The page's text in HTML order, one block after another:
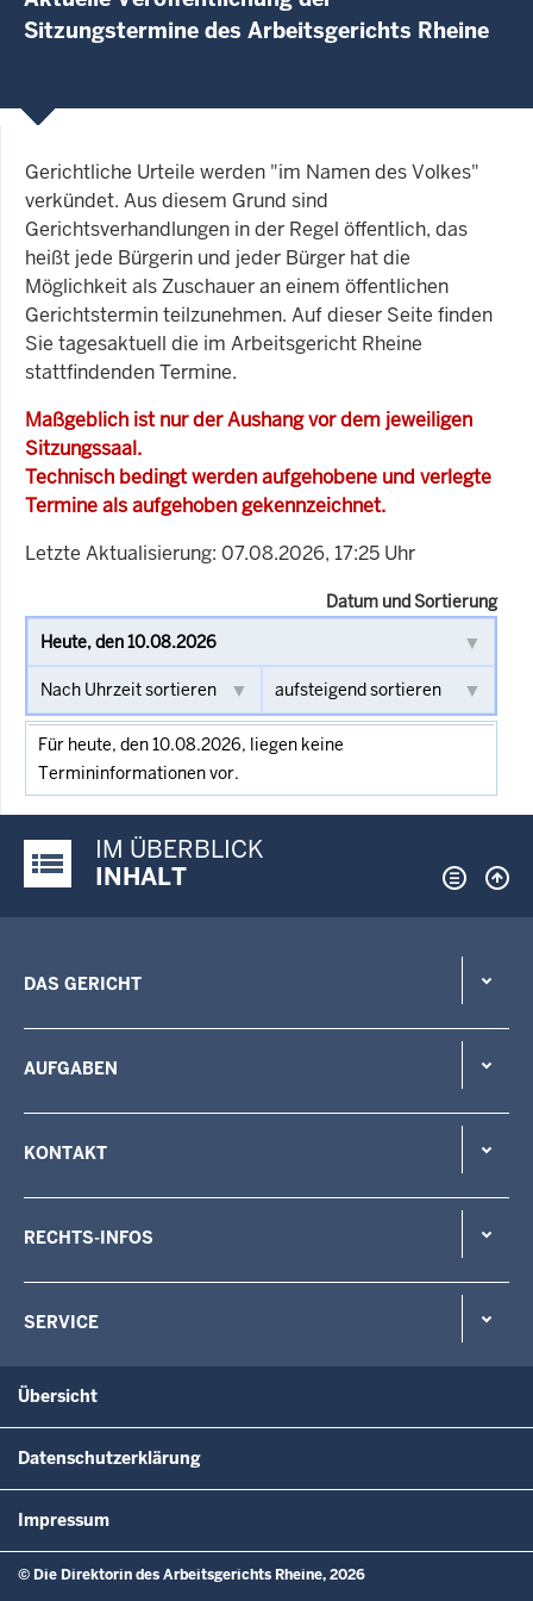
Sitzungstermine des Arbeitsgerichts Rheine
Gerichtliche Urteile werden "im Namen des Volkes"
verkündet. Aus diesem Grund sind
Gerichtsverhandlungen in der Regel öffentlich, das
heißt jede Bürgerin und jeder Bürger hat die
Möglichkeit als Zuschauer an einem öffentlichen
Gerichtstermin teilzunehmen. Auf dieser Seite finden
Sie tagesaktuell die im Arbeitsgericht Rheine
stattfindenden Termine.
Maßgeblich ist nur der Aushang vor dem jeweiligen
Sitzungssaal.
Technisch bedingt werden aufgehobene und verlegte
Termine als aufgehoben gekennzeichnet.
Letzte Aktualisierung: 07.08.2026, 17:25 Uhr
Datum und Sortierung
Für heute, den 10.08.2026, liegen keine
Termininformationen vor.
Justiz-Portal im Überblick:
IM ÜBERBLICK
INHALT
DAS GERICHT
AUFGABEN
KONTAKT
RECHTS-INFOS
SERVICE
Übersicht
Datenschutzerklärung
Impressum
© Die Direktorin des Arbeitsgerichts Rheine, 2026